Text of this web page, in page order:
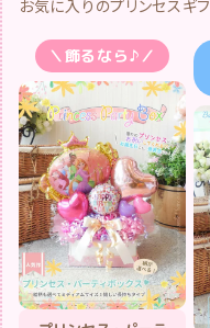
＼飾るなら♪／
プリンセス・パーテ
ィ・ボックス